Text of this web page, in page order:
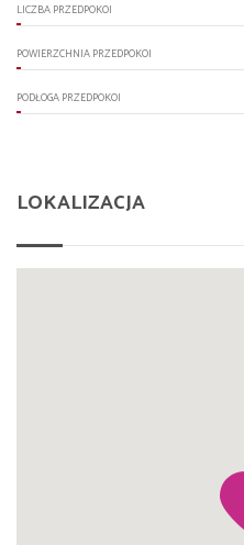
LICZBA PRZEDPOKOI
POWIERZCHNIA PRZEDPOKOI
PODŁOGA PRZEDPOKOI
LOKALIZACJA